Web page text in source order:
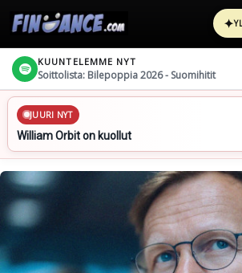
✦
KUUNTELEMME NYT
Soittolista: Bilepoppia 2026 - Suomihitit
JUURI NYT
William Orbit on kuollut